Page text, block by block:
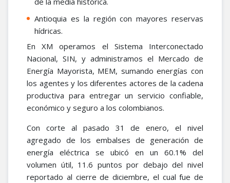
Antioquia es la región con mayores reservas
hídricas.
En XM operamos el Sistema Interconectado
Nacional, SIN, y administramos el Mercado de
Energía Mayorista, MEM, sumando energías con
los agentes y los diferentes actores de la cadena
productiva para entregar un servicio confiable,
económico y seguro a los colombianos.
Con corte al pasado 31 de enero, el nivel
agregado de los embalses de generación de
energía eléctrica se ubicó en un 60.1% del
volumen útil, 11.6 puntos por debajo del nivel
reportado al cierre de diciembre, el cual fue de